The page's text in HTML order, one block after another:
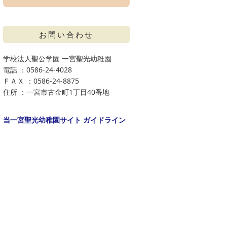
お問い合わせ
学校法人聖公学園 一宮聖光幼稚園
電話 ：0586-24-4028
ＦＡＸ ：0586-24-8875
住所 ：一宮市古金町1丁目40番地
当一宮聖光幼稚園サイト ガイドライン